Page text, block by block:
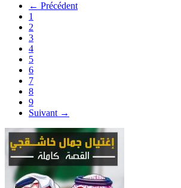
← Précédent
1
2
3
4
5
6
7
8
9
Suivant →